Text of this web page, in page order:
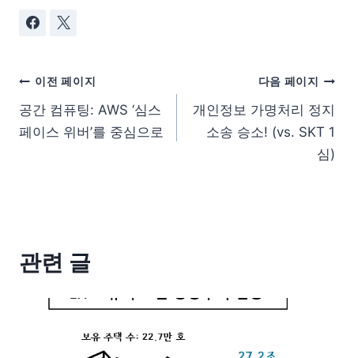
이전 페이지
공간 컴퓨팅: AWS ‘심스
페이스 위버’를 중심으로
다음 페이지
개인정보 가명처리 정지
소송 승소! (vs. SKT 1
심)
관련 글